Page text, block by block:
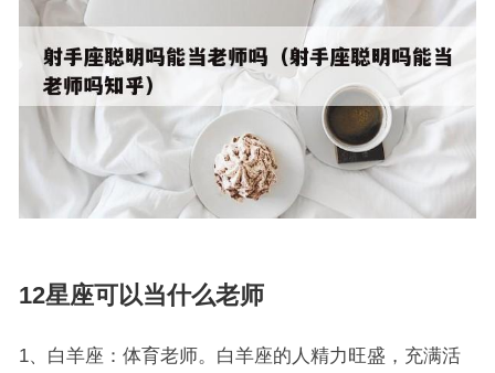
12星座可以当什么老师
1、白羊座：体育老师。白羊座的人精力旺盛，充满活